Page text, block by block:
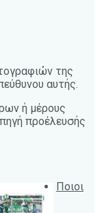
της
αυτής.
ή μέρους
προέλευσής
Ποιοι